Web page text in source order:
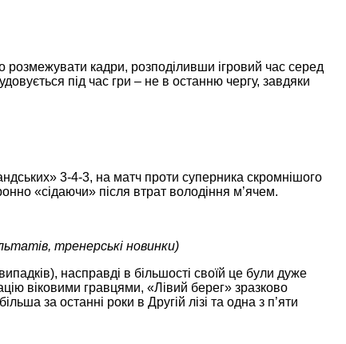
розмежувати кадри, розподіливши ігровий час серед
під час гри – не в останню чергу, завдяки
3-4-3, на матч проти суперника скромнішого
«сідаючи» після втрат володіння м’ячем.
тренерські новинки)
насправді в більшості своїй це були дуже
віковими гравцями, «Лівий берег» зразково
за останні роки в Другій лізі та одна з п’яти